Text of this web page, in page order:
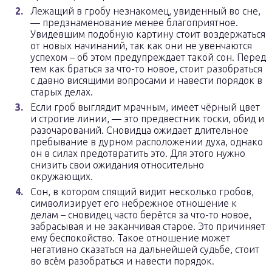
Лежащий в гробу незнакомец, увиденный во сне,
— предзнаменование менее благоприятное.
Увидевшим подобную картину стоит воздержаться
от новых начинаний, так как они не увенчаются
успехом – об этом предупреждает такой сон. Перед
тем как браться за что-то новое, стоит разобраться
с давно висящими вопросами и навести порядок в
старых делах.
Если гроб выглядит мрачным, имеет чёрный цвет
и строгие линии, — это предвестник тоски, обид и
разочарований. Сновидца ожидает длительное
пребывание в дурном расположении духа, однако
он в силах предотвратить это. Для этого нужно
снизить свои ожидания относительно
окружающих.
Сон, в котором спящий видит несколько гробов,
символизирует его небрежное отношение к
делам – сновидец часто берётся за что-то новое,
забрасывая и не заканчивая старое. Это причиняет
ему беспокойство. Такое отношение может
негативно сказаться на дальнейшей судьбе, стоит
во всём разобраться и навести порядок.